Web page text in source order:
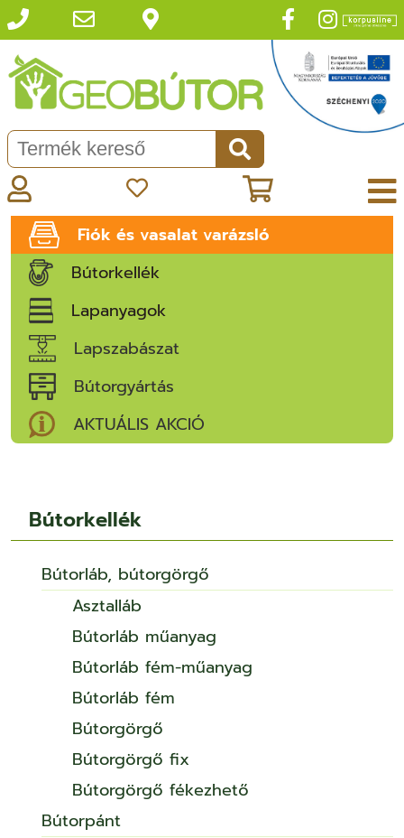
Fiók és vasalat varázsló
Bútorkellék
Lapanyagok
Lapszabászat
Bútorgyártás
AKTUÁLIS AKCIÓ
Bútorkellék
Bútorláb, bútorgörgő
Asztalláb
Bútorláb műanyag
Bútorláb fém-műanyag
Bútorláb fém
Bútorgörgő
Bútorgörgő fix
Bútorgörgő fékezhető
Bútorpánt